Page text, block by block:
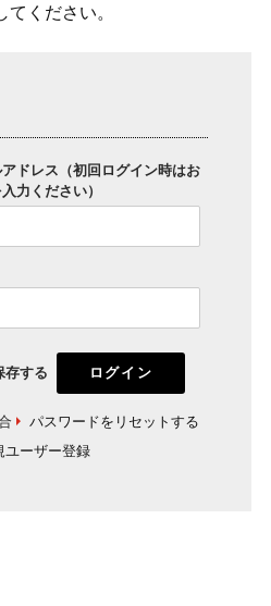
てください。
ドレス（初回ログイン時はお
力ください）
存する
パスワードをリセットする
ユーザー登録